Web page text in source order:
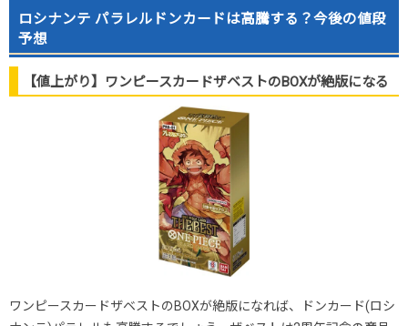
ロシナンテ パラレルドンカードは高騰する？今後の値段
予想
【値上がり】ワンピースカードザベストのBOXが絶版になる
ワンピースカードザベストのBOXが絶版になれば、ドンカード(ロシ